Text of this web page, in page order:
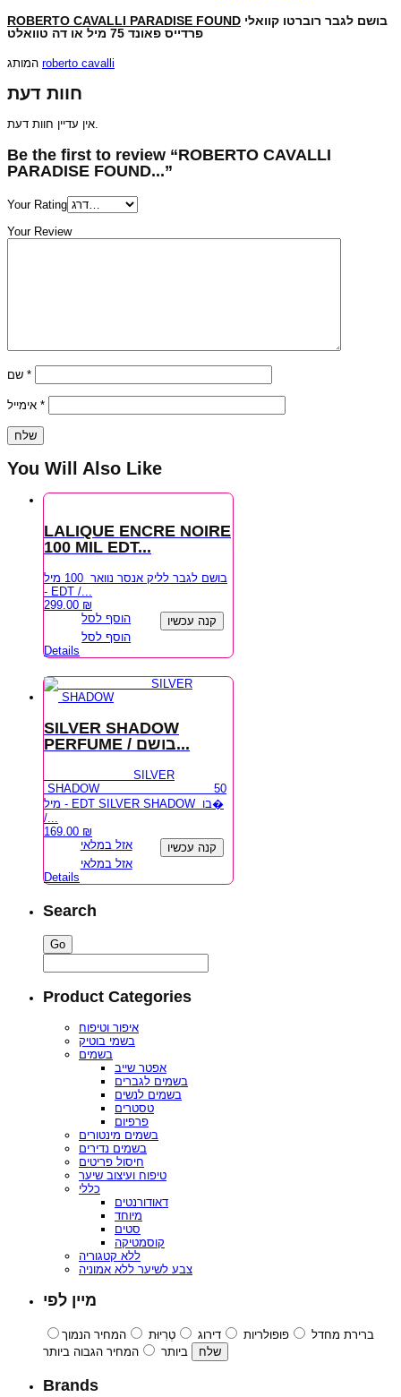
ROBERTO CAVALLI PARADISE FOUND בושם לגבר רוברטו קוואלי
פרדייס פאונד
roberto cavalli
חוות דעת
Be the first to review “ROBERTO CAVALLI
PARADISE FOUND...”
Your Rating
Your Review
*
*
You Will Also Like
LALIQUE ENCRE NOIRE
100 MIL EDT...
בושם לגבר לליק אנסר נוואר 100 מיל
- EDT /...
299.00 ₪
הוסף לסל
קנה עכשיו
הוסף לסל
Details
SILVER SHADOW
PERFUME / בושם...
SILVER
SHADOW 50
מיל - EDT SILVER SHADOW בו�
/...
169.00 ₪
אזל במלאי
קנה עכשיו
אזל במלאי
Details
Search
Product Categories
איפור וטיפוח
בשמי בוטיק
בשמים
אפטר שייב
בשמים לגברים
בשמים לנשים
טסטרים
פרפיום
בשמים מינטורים
בשמים נדירים
חיסול פריטים
טיפוח ועיצוב שיער
כללי
דאודורנטים
מיוחד
סטים
קוסמטיקה
ללא קטגוריה
צבע לשיער ללא אמוניה
מיין לפי
ברירת מחדל פופולריות דירוג טְרִיוּת
המחיר הנמוך
ביותר
המחיר הגבוה ביותר
Brands